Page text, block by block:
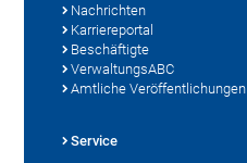
Nachrichten
Karriereportal
Beschäftigte
VerwaltungsABC
Amtliche Veröffentlichungen
Service